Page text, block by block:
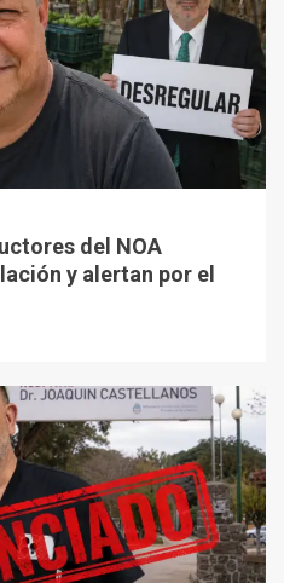
del NOA
y alertan por el